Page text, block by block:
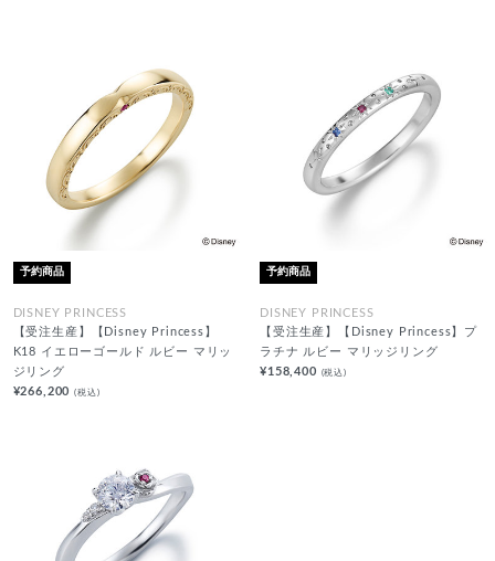
予約商品
DISNEY PRINCESS
【受注生産】【Disney Princess】
K18 イエローゴールド ルビー マリッ
ジリング
¥266,200(税込)
予約商品
DISNEY PRINCESS
【受注生産】【Disney Princess】プ
ラチナ ルビー マリッジリング
¥158,400 (税込)